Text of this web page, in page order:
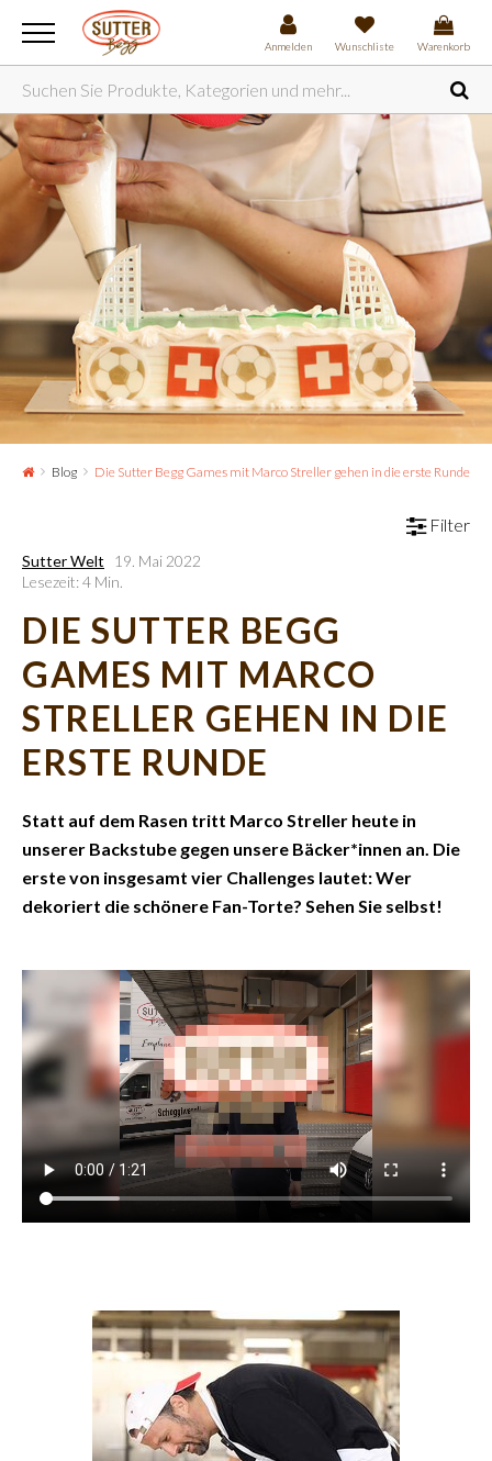
Anmelden Wunschliste Warenkorb
Blog Die Sutter Begg Games mit Marco Streller gehen in die erste Runde
Filter
Sutter Welt
19. Mai 2022
Lesezeit: 4 Min.
DIE SUTTER BEGG
GAMES MIT MARCO
STRELLER GEHEN IN DIE
ERSTE RUNDE
Statt auf dem Rasen tritt Marco Streller heute in
unserer Backstube gegen unsere Bäcker*innen an. Die
erste von insgesamt vier Challenges lautet: Wer
dekoriert die schönere Fan-Torte? Sehen Sie selbst!